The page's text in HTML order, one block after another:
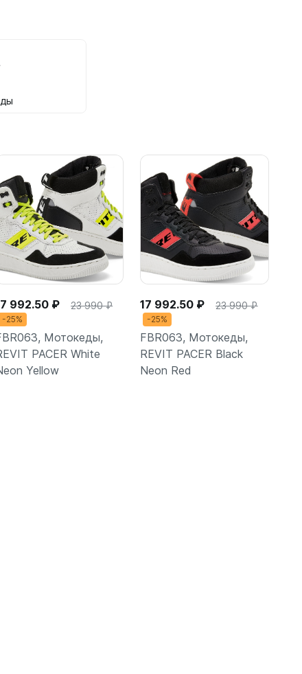
992.50 ₽ 23 990 ₽
-25%
Мотокеды,
PACER White
Yellow
17 992.50 ₽ 23 990 ₽
-25%
FBR063, Мотокеды,
REVIT PACER Black
Neon Red